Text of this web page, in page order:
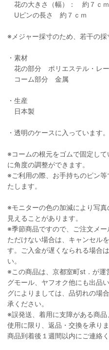
花の大きさ（幅）： 約７ｃｍ
Uピンの長さ 約７ｃｍ
※メジャー採寸のため、若干の採
・素材
花の部分 ポリエステル・レ
コーム部分 金属
・生産
日本製
・透明のケースに入っています。
※コームの根元をゴムで固定し
に角度の調整ができます。
※ご利用の際、お手持ちのピン
たします。
※モニターの色の加減により写
見えることがあります。
※季節商品ですので、ご注文メ
ただけない場合は、キャンセル
す。ご入金が遅くなられる場合
い。
※この商品は、京都室町st．が運
グモール、ヤフオク他にも出品
グによりましては、品切れの場
承ください。
※誤発送、着用に支障がある商
使用に限り、返品・交換を承りま
商品到着後１週間以内にご連絡く